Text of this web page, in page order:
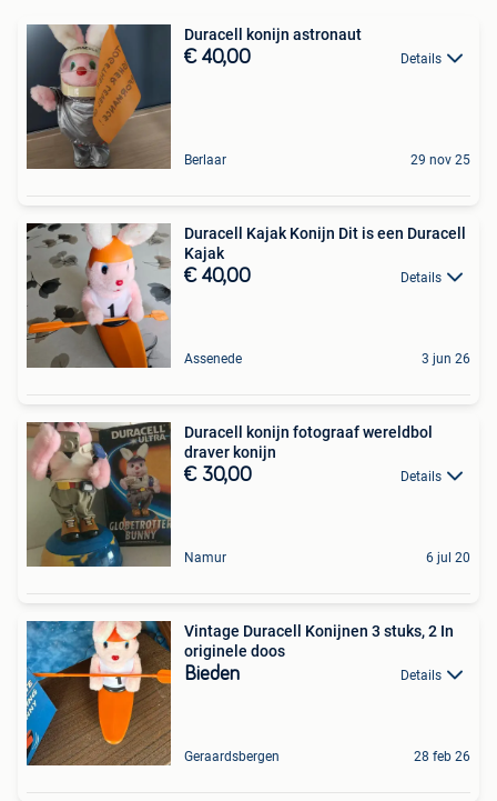
Duracell konijn astronaut
€ 40,00 Details
Berlaar 29 nov 25
Duracell Kajak Konijn Dit is een Duracell
Kajak
€ 40,00 Details
Assenede 3 jun 26
Duracell konijn fotograaf wereldbol
draver konijn
€ 30,00 Details
Namur 6 jul 20
Vintage Duracell Konijnen 3 stuks, 2 In
originele doos
Bieden Details
Geraardsbergen 28 feb 26